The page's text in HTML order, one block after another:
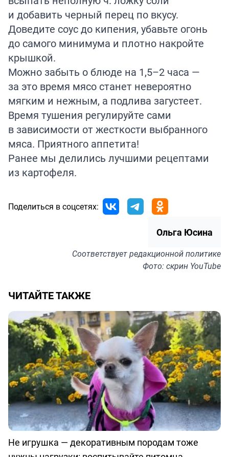
и добавить черный перец по вкусу.
Доведите соус до кипения, убавьте огонь
до самого минимума и плотно накройте
крышкой.
Можно забыть о блюде на 1,5–2 часа —
за это время мясо станет невероятно
мягким и нежным, а подлива загустеет.
Время тушения регулируйте сами
в зависимости от жесткости выбранного
мяса. Приятного аппетита!
Ранее мы делились лучшими рецептами
из картофеля.
Поделиться в соцсетях:
Ольга Юсина
Соответствуетредакционной политике
Фото: скрин YouTube
ЧИТАЙТЕ ТАКЖЕ
Не игрушка — декоративным породам тоже